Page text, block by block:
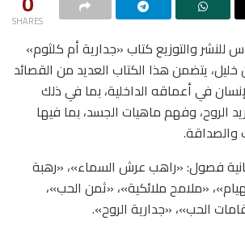
SHARES
للنشر والتوزيع كتاب «جدارية أم كلثوم»
يتضمن هذا الكتاب العديد من القصائد
في أعماقه الداخلية، بما في ذلك
الروح، وفهم ماهيات الجسد، بما فيها
والصداقة.
فصول: «راهب عرش السماء»، «رهبة
«ملامح ملائكية»، «ثمن الحب»،
الحب»، «جدارية الروح».